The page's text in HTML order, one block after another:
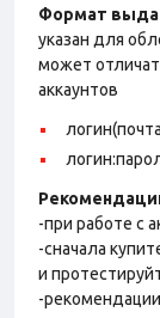
Формат
указан для
может
аккаунтов
-при работе с
-сначала
и
-